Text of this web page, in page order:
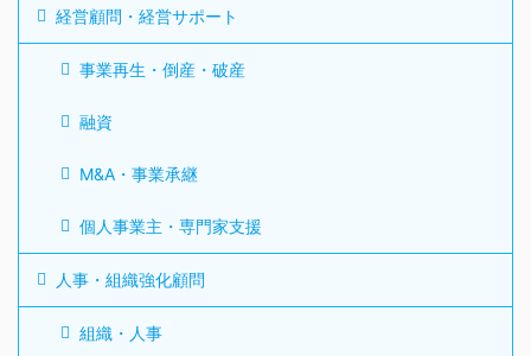
経営顧問・経営サポート
事業再生・倒産・破産
融資
M&A・事業承継
個人事業主・専門家支援
人事・組織強化顧問
組織・人事